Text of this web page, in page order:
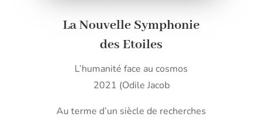
La Nouvelle Symphonie
des Etoiles
L’humanité face au cosmos
2021 (Odile Jacob
Au terme d’un siècle de recherches